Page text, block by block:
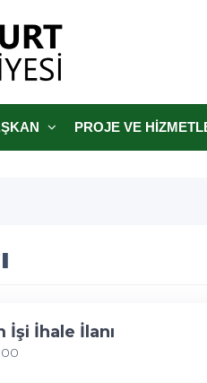
PROJE VE
İşi İhale İlanı